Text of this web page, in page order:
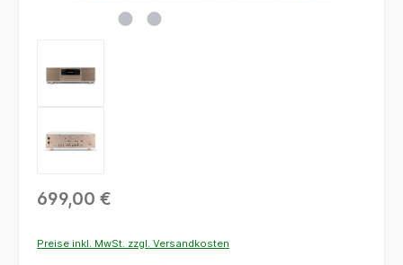
699,00 €
Preise inkl. MwSt. zzgl. Versandkosten